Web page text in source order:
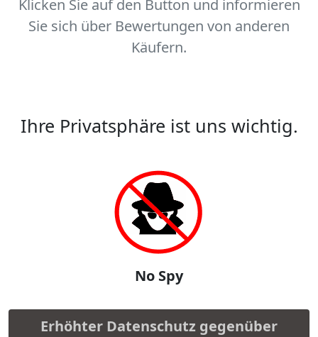
Klicken Sie auf den Button und informieren
Sie sich über Bewertungen von anderen
Käufern.
Ihre Privatsphäre ist uns wichtig.
No Spy
Erhöhter Datenschutz gegenüber